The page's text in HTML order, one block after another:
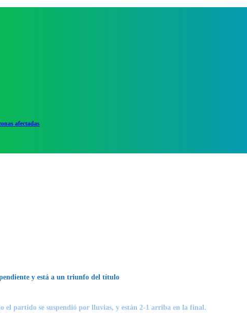
afectadas
y está a un triunfo del título
partido se suspendió por lluvias, y están 2-1 arriba en la final.